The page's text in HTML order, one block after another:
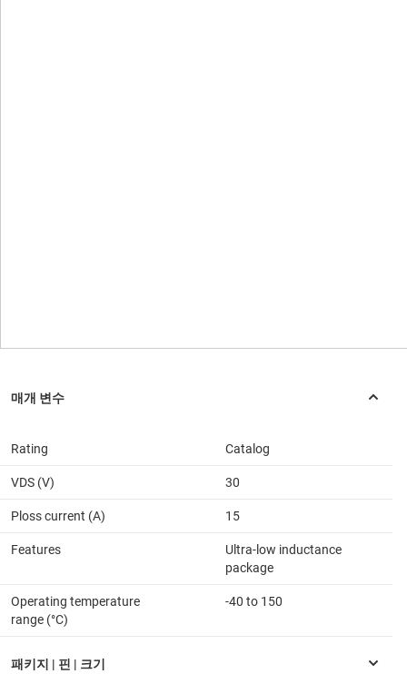
Rating Catalog
VDS (V) 30
Ploss current (A) 15
Features
Ultra-low inductance
package
Operating temperature
range (°C)
-40 to 150